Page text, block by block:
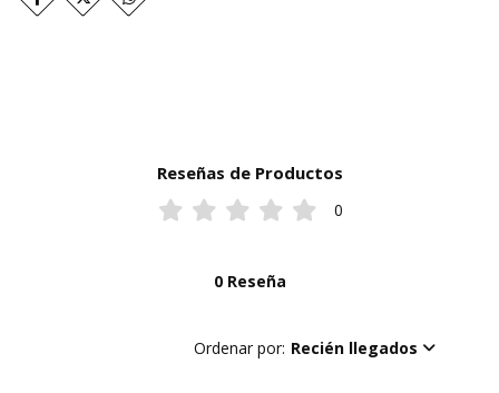
Reseñas de Productos
0
0 Reseña
Ordenar por: Recién llegados